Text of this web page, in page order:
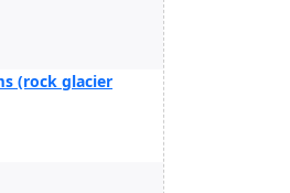
(rock glacier